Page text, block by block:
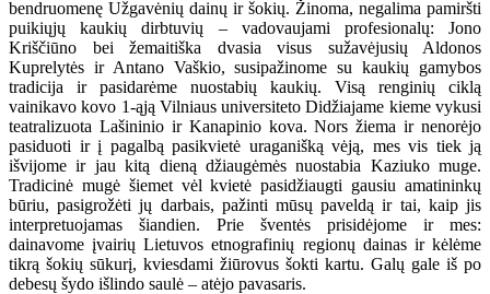
bendruomenę Užgavėnių dainų ir šokių. Žinoma, negalima pamiršti
puikiųjų kaukių dirbtuvių – vadovaujami profesionalų: Jono
Kriščiūno bei žemaitiška dvasia visus sužavėjusių Aldonos
Kuprelytės ir Antano Vaškio, susipažinome su kaukių gamybos
tradicija ir pasidarėme nuostabių kaukių. Visą renginių ciklą
vainikavo kovo 1-ąją Vilniaus universiteto Didžiajame kieme vykusi
teatralizuota Lašininio ir Kanapinio kova. Nors žiema ir nenorėjo
pasiduoti ir į pagalbą pasikvietė uraganišką vėją, mes vis tiek ją
išvijome ir jau kitą dieną džiaugėmės nuostabia Kaziuko muge.
Tradicinė mugė šiemet vėl kvietė pasidžiaugti gausiu amatininkų
būriu, pasigrožėti jų darbais, pažinti mūsų paveldą ir tai, kaip jis
interpretuojamas šiandien. Prie šventės prisidėjome ir mes:
dainavome įvairių Lietuvos etnografinių regionų dainas ir kėlėme
tikrą šokių sūkurį, kviesdami žiūrovus šokti kartu. Galų gale iš po
debesų šydo išlindo saulė – atėjo pavasaris.